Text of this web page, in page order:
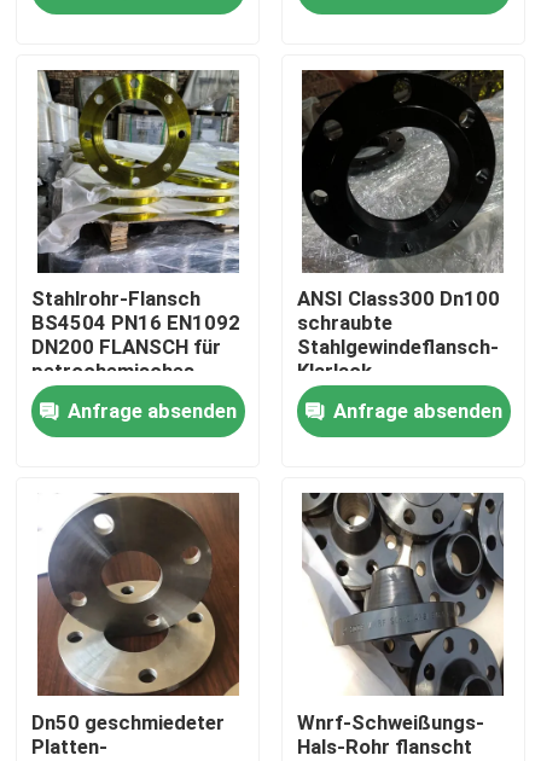
Über uns
Kontakte
Produkte
Stahlrohr-Flansch
LÄRM Rohr-Flansch
ANSI-Rohr-Flansch
GOST Standard-Flansche
Flansch BS 4504
Flansch en 1092
Stahlrohr-Flansch
BS4504 PN16 EN1092
DN200 FLANSCH für
petrochemisches
Industy
Anfrage absenden
ANSI Class300 Dn100
schraubte
Stahlgewindeflansch-
Klarlack
Anfrage absenden
Dn50 geschmiedeter
Platten-
Wnrf-Schweißungs-
Hals-Rohr flanscht